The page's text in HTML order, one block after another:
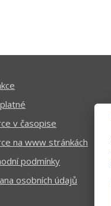
v časopise
na www stránkách
podmínky
osobních údajů